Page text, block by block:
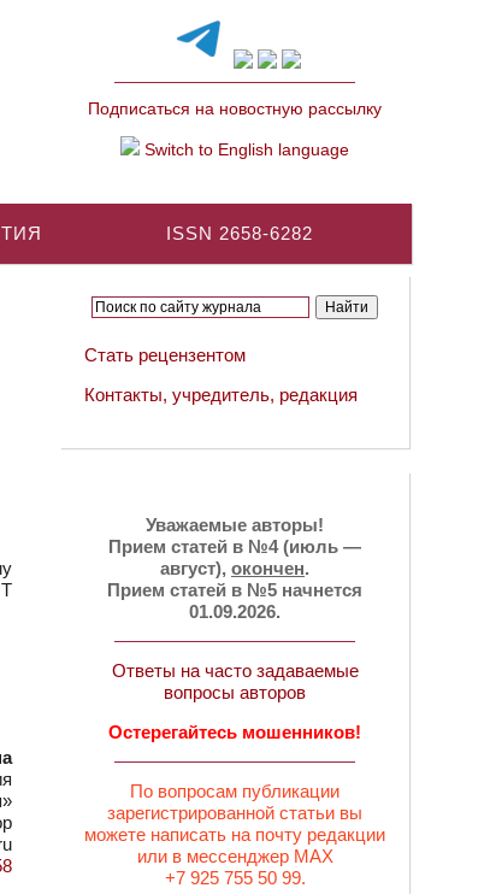
Подписаться на новостную рассылку
Switch to English language
ISSN 2658-6282
Стать рецензентом
Контакты, учредитель, редакция
Уважаемые авторы!
Прием статей в №4 (июль —
август), окончен.
Прием статей в №5 начнется
01.09.2026.
Ответы на часто задаваемые
вопросы авторов
Остерегайтесь мошенников!
По вопросам публикации
зарегистрированной статьи вы
можете написать на почту редакции
или в мессенджер MAX
+7 925 755 50 99.